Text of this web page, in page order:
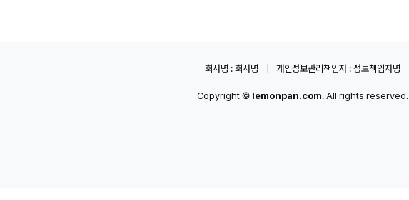
회사명 : 회사명 개인정보관리책임자 : 정보책임자명
Copyright © lemonpan.com. All rights reserved.